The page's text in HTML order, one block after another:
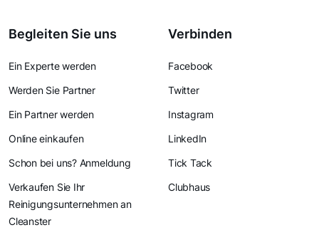
Begleiten Sie uns
Ein Experte werden
Werden Sie Partner
Ein Partner werden
Online einkaufen
Schon bei uns? Anmeldung
Verkaufen Sie Ihr
Reinigungsunternehmen an
Cleanster
Verbinden
Facebook
Twitter
Instagram
LinkedIn
Tick Tack
Clubhaus